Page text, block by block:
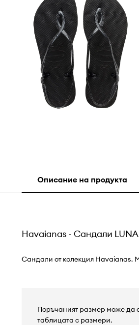
Описание на продукта
Havaianas - Сандали LUNA
Сандали от колекция Havaianas.
Поръчаният размер може да
таблицата с размери.